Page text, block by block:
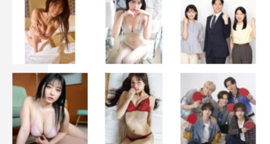
＜役柄＞
大阪・福島の芸者の娘。鈴子とは同じ小学校。転校してき
た鈴子に最初に話しかけ、それ以来、一番の仲良し。
＜コメント＞
鈴子の幼なじみで親友のタイ子役で出演させていただくこ
とになりました。
オーディションを受けた時からビビッと根拠もない自信が
あり「必ずこの作品に携わりたい！」と願っていたので、